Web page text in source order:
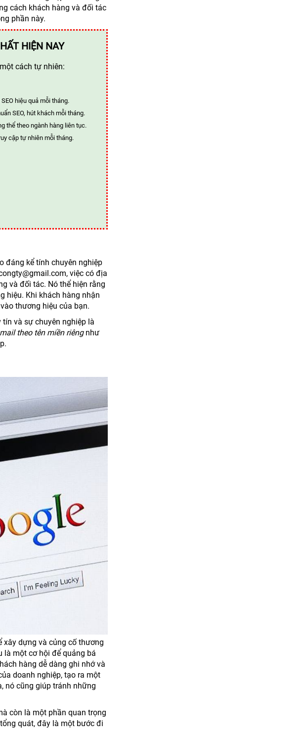
cách khách hàng và đối tác
phần này.
HIỆN NAY
cách tự nhiên:
hiệu quả mỗi tháng.
SEO, hút khách mỗi tháng.
thể theo ngành hàng liên tục.
cập tự nhiên mỗi tháng.
đáng kể tính chuyên nghiệp
việc có địa
và đối tác. Nó thể hiện rằng
hiệu. Khi khách hàng nhận
thương hiệu của bạn.
và sự chuyên nghiệp là
theo tên miền riêngnhư
xây dựng và củng cố thương
là một cơ hội để quảng bá
hàng dễ dàng ghi nhớ và
doanh nghiệp, tạo ra một
nó cũng giúp tránh những
còn là một phần quan trọng
quát, đây là một bước đi